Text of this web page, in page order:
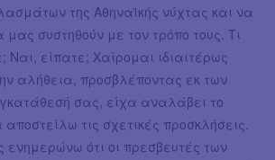
της Αθηναϊκής νύχτας και να
συστηθούν με τον τρόπο τους. Τι
είπατε; Χαίρομαι ιδιαιτέρως
αλήθεια, προσβλέποντας εκ των
σας, είχα αναλάβει το
αποστείλω τις σχετικές προσκλήσεις.
ότι οι πρεσβευτές των